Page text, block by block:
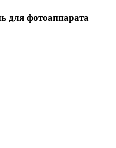
для фотоаппарата